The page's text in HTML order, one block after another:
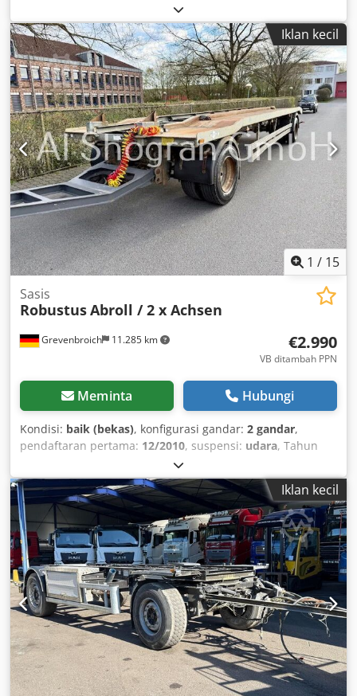
Iklan kecil
1 / 15
Grevenbroich 11.285 km
Sasis
RobustusAbroll / 2 x Achsen
€2.990
VB ditambah PPN
Meminta Hubungi
Kondisi: baik (bekas), konfigurasi gandar: 2 gandar,
pendaftaran pertama: 12/2010, suspensi: udara, Tahun
Iklan kecil